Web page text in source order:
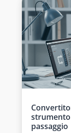
passaggio